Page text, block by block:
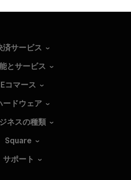
済サービス
とサービス
Eコマース
ードウェア
ネスの種類
Square
サポート